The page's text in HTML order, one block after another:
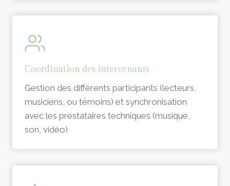
Coordination des intervenants
Gestion des différents participants (lecteurs,
musiciens, ou témoins) et synchronisation
avec les prestataires techniques (musique,
son, vidéo)